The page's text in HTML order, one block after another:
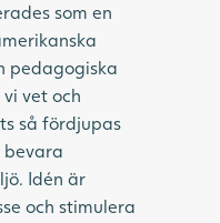
som en
pedagogiska
vet och
så fördjupas
bevara
Idén är
och stimulera